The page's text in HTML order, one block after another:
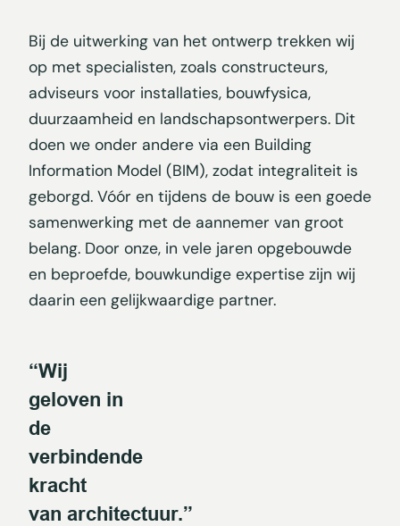
Bij de uitwerking van het ontwerp trekken wij
op met specialisten, zoals constructeurs,
adviseurs voor installaties, bouwfysica,
duurzaamheid en landschapsontwerpers. Dit
doen we onder andere via een Building
Information Model (BIM), zodat integraliteit is
geborgd. Vóór en tijdens de bouw is een goede
samenwerking met de aannemer van groot
belang. Door onze, in vele jaren opgebouwde
en beproefde, bouwkundige expertise zijn wij
daarin een gelijkwaardige partner.
“Wij
geloven in
de
verbindende
kracht
van architectuur.”